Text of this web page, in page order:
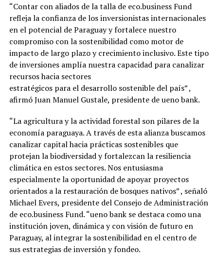
“Contar con aliados de la talla de eco.business Fund
refleja la confianza de los inversionistas internacionales
en el potencial de Paraguay y fortalece nuestro
compromiso con la sostenibilidad como motor de
impacto de largo plazo y crecimiento inclusivo. Este tipo
de inversiones amplía nuestra capacidad para canalizar
recursos hacia sectores
estratégicos para el desarrollo sostenible del país” ,
afirmó Juan Manuel Gustale, presidente de ueno bank.
“La agricultura y la actividad forestal son pilares de la
economía paraguaya. A través de esta alianza buscamos
canalizar capital hacia prácticas sostenibles que
protejan la biodiversidad y fortalezcan la resiliencia
climática en estos sectores. Nos entusiasma
especialmente la oportunidad de apoyar proyectos
orientados a la restauración de bosques nativos” , señaló
Michael Evers, presidente del Consejo de Administración
de eco.business Fund. “ueno bank se destaca como una
institución joven, dinámica y con visión de futuro en
Paraguay, al integrar la sostenibilidad en el centro de
sus estrategias de inversión y fondeo.